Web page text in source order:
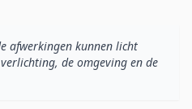
afwerkingen kunnen licht
de omgeving en de